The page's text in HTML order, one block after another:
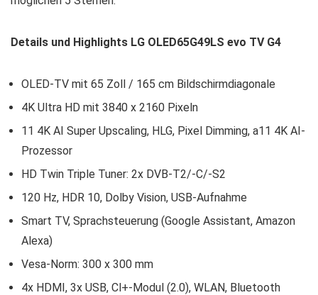
Details und Highlights LG OLED65G49LS evo TV G4
OLED-TV mit 65 Zoll / 165 cm Bildschirmdiagonale
4K Ultra HD mit 3840 x 2160 Pixeln
11 4K AI Super Upscaling, HLG, Pixel Dimming, a11 4K AI-
Prozessor
HD Twin Triple Tuner: 2x DVB-T2/-C/-S2
120 Hz, HDR 10, Dolby Vision, USB-Aufnahme
Smart TV, Sprachsteuerung (Google Assistant, Amazon
Alexa)
Vesa-Norm: 300 x 300 mm
4x HDMI, 3x USB, Cl+-Modul (2.0), WLAN, Bluetooth